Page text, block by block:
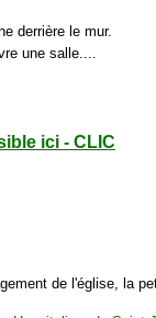
derrière le mur.
une salle....
ici - CLIC
de l'église, la